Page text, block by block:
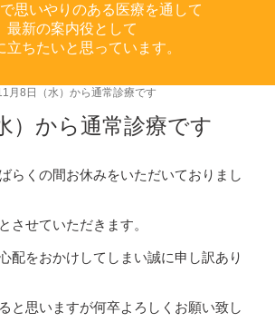
思いやりのある医療を通して
最新の案内役として
立ちたいと思っています。
月8日（水）から通常診療です
）から通常診療です
らくの間お休みをいただいておりまし
させていただきます。
配をおかけしてしまい誠に申し訳あり
と思いますが何卒よろしくお願い致し